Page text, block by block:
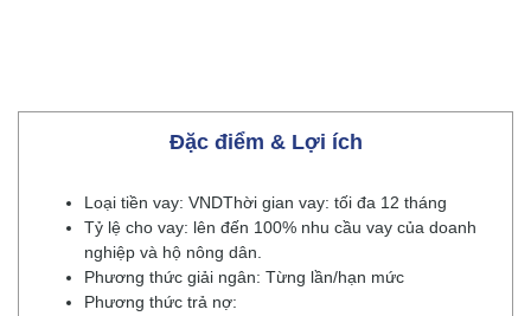
Đặc điểm & Lợi ích
Loại tiền vay: VNDThời gian vay: tối đa 12 tháng
Tỷ lệ cho vay: lên đến 100% nhu cầu vay của doanh
nghiệp và hộ nông dân.
Phương thức giải ngân: Từng lần/hạn mức
Phương thức trả nợ: